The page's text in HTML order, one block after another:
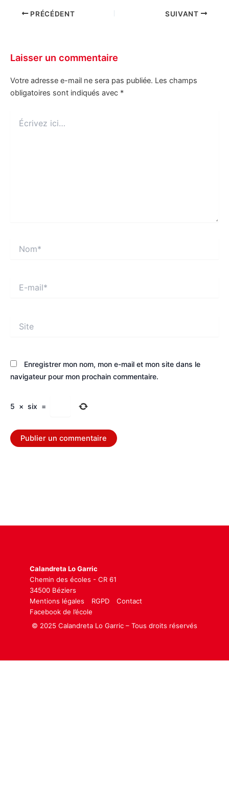
PRÉCÉDENT SUIVANT
Laisser un commentaire
Votre adresse e-mail ne sera pas publiée. Les champs
obligatoires sont indiqués avec *
ici…
mail*
Enregistrer mon nom, mon e-mail et mon site dans le
navigateur pour mon prochain commentaire.
5 × six =
Calandreta Lo Garric
Chemin des écoles - CR 61
34500 Béziers
Mentions légales
RGPD
Contact
Facebook de l’école
© 2025 Calandreta Lo Garric – Tous droits réservés